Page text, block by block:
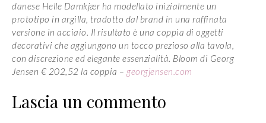
danese Helle Damkjær ha modellato inizialmente un
prototipo in argilla, tradotto dal brand in una raffinata
versione in acciaio. Il risultato è una coppia di oggetti
decorativi che aggiungono un tocco prezioso alla tavola,
con discrezione ed elegante essenzialità. Bloom di Georg
Jensen € 202,52 la coppia – georgjensen.com
Lascia un commento